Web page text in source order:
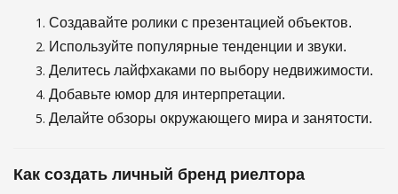
Создавайте ролики с презентацией объектов.
Используйте популярные тенденции и звуки.
Делитесь лайфхаками по выбору недвижимости.
Добавьте юмор для интерпретации.
Делайте обзоры окружающего мира и занятости.
Как создать личный бренд риелтора